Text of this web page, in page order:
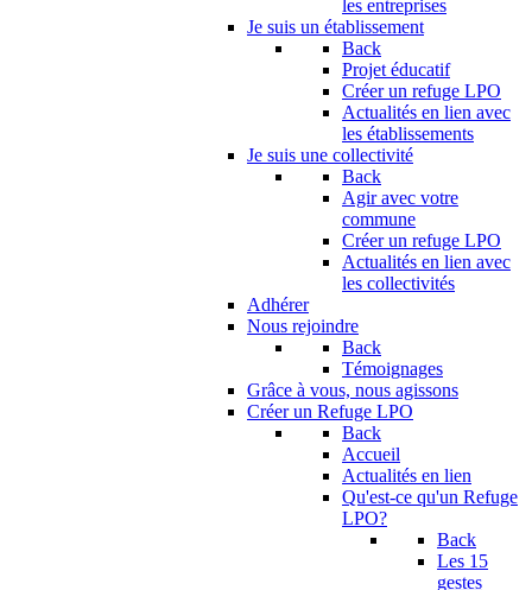
les entreprises
Je suis un établissement
Back
Projet éducatif
Créer un refuge LPO
Actualités en lien avec
les établissements
Je suis une collectivité
Back
Agir avec votre
commune
Créer un refuge LPO
Actualités en lien avec
les collectivités
Adhérer
Nous rejoindre
Back
Témoignages
Grâce à vous, nous agissons
Créer un Refuge LPO
Back
Accueil
Actualités en lien
Qu'est-ce qu'un Refuge
LPO?
Back
Les 15
gestes